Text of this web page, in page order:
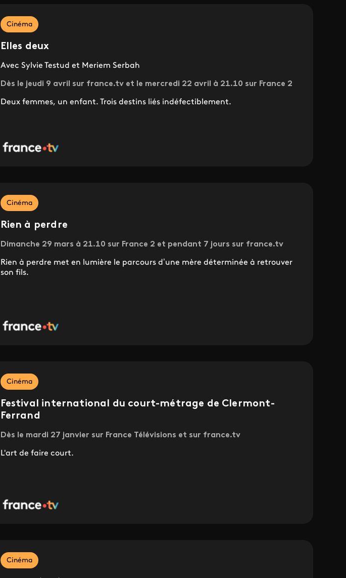
Cinéma
Elles deux
Avec Sylvie Testud et Meriem Serbah
Dès le jeudi 9 avril sur france.tv et le mercredi 22 avril à 21.10 sur France 2
Deux femmes, un enfant. Trois destins liés indéfectiblement.
Cinéma
Rien à perdre
Dimanche 29 mars à 21.10 sur France 2 et pendant 7 jours sur france.tv
Rien à perdre met en lumière le parcours d’une mère déterminée à retrouver
son fils.
Cinéma
Festival international du court-métrage de Clermont-
Ferrand
Dès le mardi 27 janvier sur France Télévisions et sur france.tv
L'art de faire court.
Cinéma